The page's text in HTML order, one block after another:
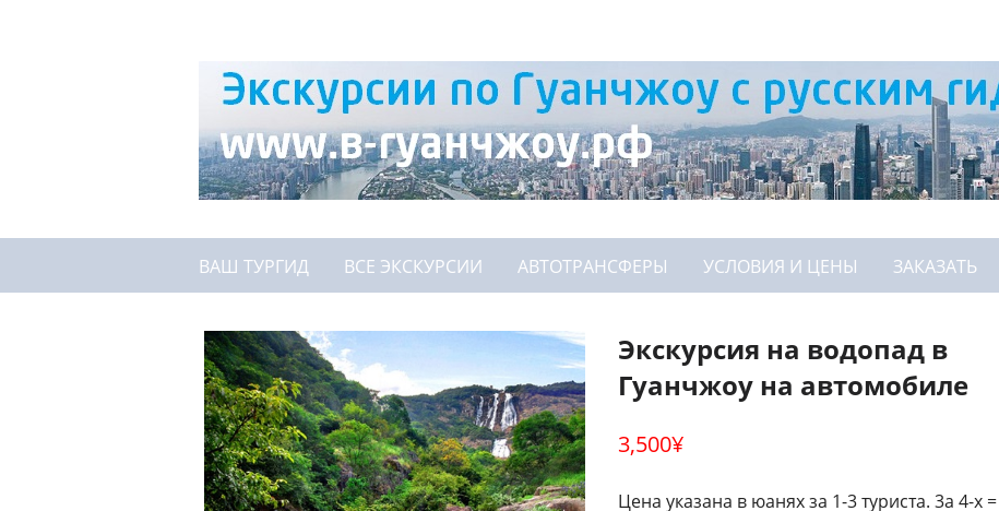
ВАШ ТУРГИД ВСЕ ЭКСКУРСИИ АВТОТРАНСФЕРЫ УСЛОВИЯ И ЦЕНЫ ЗАКАЗАТЬ
Экскурсия на водопад в
Гуанчжоу на автомобиле
3,500¥
Цена указана в юанях за 1-3 туриста. 3а 4-х =